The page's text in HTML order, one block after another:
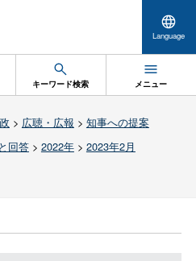
Language
キーワード検索 メニュー
> 広聴・広報 > 知事への提案
回答> 2022年> 2023年2月